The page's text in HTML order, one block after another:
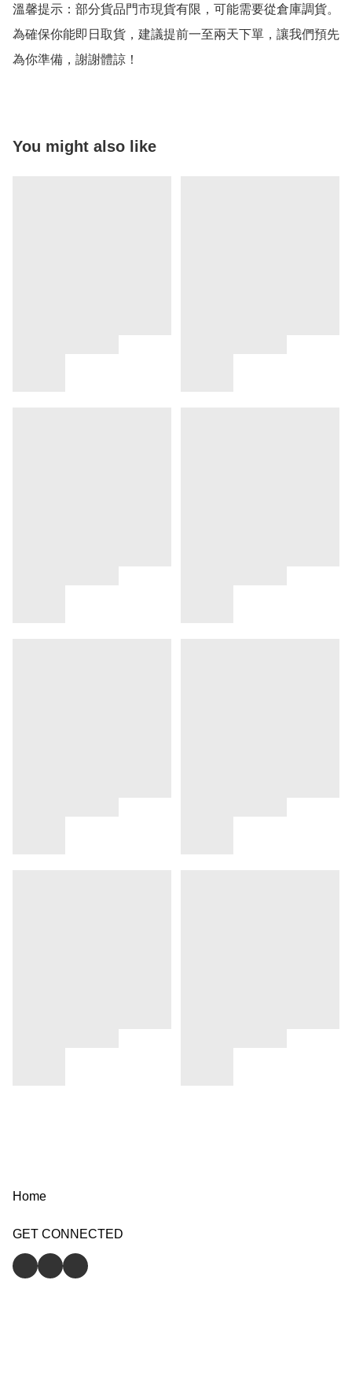
溫馨提示：部分貨品門市現貨有限，可能需要從倉庫調貨。
為確保你能即日取貨，建議提前一至兩天下單，讓我們預先
為你準備，謝謝體諒！
You might also like
Home
GET CONNECTED